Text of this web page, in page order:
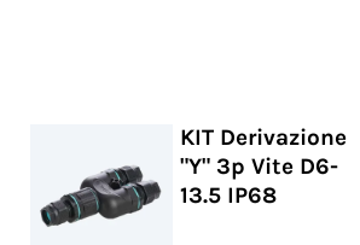
KIT Derivazione
"Y" 3p Vite D6-
13.5 IP68